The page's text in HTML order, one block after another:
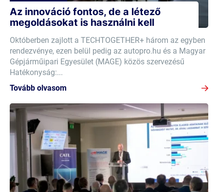
Az innováció fontos, de a létező
megoldásokat is használni kell
Októberben zajlott a TECHTOGETHER+ három az egyben
rendezvénye, ezen belül pedig az autopro.hu és a Magyar
Gépjárműipari Egyesület (MAGE) közös szervezésű
Hatékonyság:...
Tovább olvasom